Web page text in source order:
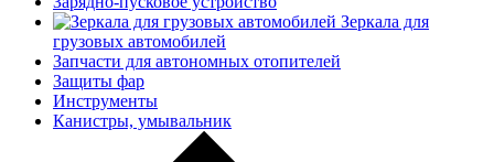
Зеркала для
грузовых автомобилей
Запчасти для автономных отопителей
Защиты фар
Инструменты
Канистры, умывальник